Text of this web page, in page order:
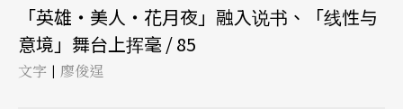
「英雄‧美人‧花月夜」融入说书、「线性与
意境」舞台上挥毫 / 85
文字 | 廖俊逞